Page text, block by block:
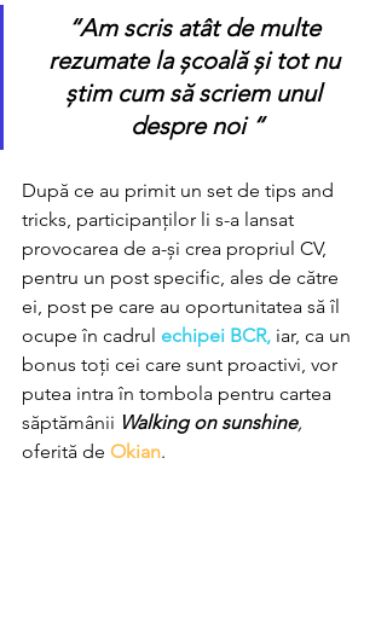
“Am scris atât de multe
rezumate la școală și tot nu
știm cum să scriem unul
despre noi “
După ce au primit un set de tips and
tricks, participanților li s-a lansat
provocarea de a-și crea propriul CV,
pentru un post specific, ales de către
ei, post pe care au oportunitatea să îl
ocupe în cadrul echipei BCR, iar, ca un
bonus toți cei care sunt proactivi, vor
putea intra în tombola pentru cartea
săptămânii Walking on sunshine,
oferită de Okian.